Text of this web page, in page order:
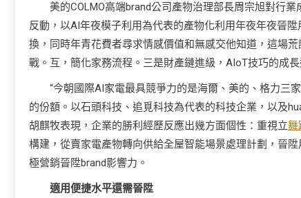
美的COLMO高端brand公司產物治理部長周宗旭對行
反動，以AI年夜模子利用為代表的產物化利用年夜年夜晉
換，同時年青花費者尋求情感價值和無感交他知道，這場
戰。互，簡化家務流程。三是財產鏈進級，AIoT技巧的成
“今朝國際AI家電最具競爭力的是海爾、美的、格力三
的份額。以石頭科技、追覓科技為代表的科技企業，以及
胡麒牧表現，企業的勝利經歷反應出幾方面個性：重視立舞
構建，從賣家電產物轉向供給全屋智能場景處理計劃，晉
極營銷晉陞brand影響力。
適用便捷水平還需晉陞